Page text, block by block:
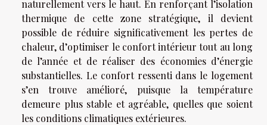
naturellement vers le haut. En renforçant l’isolation
thermique de cette zone stratégique, il devient
possible de réduire significativement les pertes de
chaleur, d’optimiser le confort intérieur tout au long
de l’année et de réaliser des économies d’énergie
substantielles. Le confort ressenti dans le logement
s’en trouve amélioré, puisque la température
demeure plus stable et agréable, quelles que soient
les conditions climatiques extérieures.